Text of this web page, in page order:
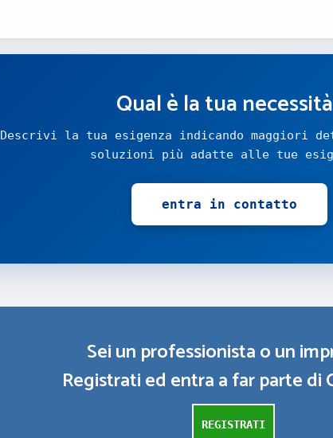
Qual è la tua
Descrivi la tua esigenza indicando maggiori
soluzioni più adatte alle tue
entra in contatto
Sei un professionista o un
Registrati ed entra a far parte di
REGISTRATI